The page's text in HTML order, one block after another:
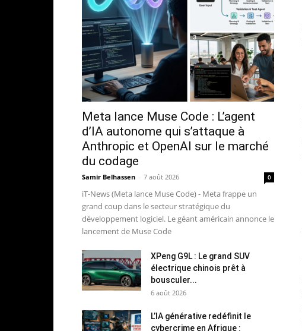
Meta lance Muse Code : L’agent
d’IA autonome qui s’attaque à
Anthropic et OpenAI sur le marché
du codage
Samir Belhassen - 7 août 2026 0
iT-News (Meta lance Muse Code) - Meta frappe un
grand coup dans le secteur stratégique du
développement logiciel. Le géant américain annonce le
lancement de Muse Code
XPeng G9L : Le grand SUV
électrique chinois prêt à
bousculer...
6 août 2026
L’IA générative redéfinit le
cybercrime en Afrique :